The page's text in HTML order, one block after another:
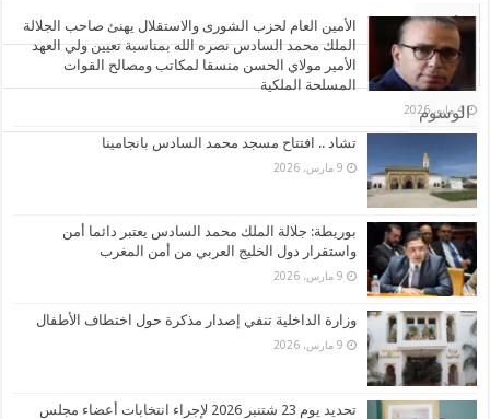
الأشهر
تعليقات
الوسوم
الأمين العام لحزب الشورى والاستقلال يهنئ صاحب الجلالة
الملك محمد السادس نصره الله بمناسبة تعيين ولي العهد
الأمير مولاي الحسن منسقا لمكاتب ومصالح القوات
المسلحة الملكية
4 مايو، 2026
تشاد .. افتتاح مسجد محمد السادس بانجامينا
9 مارس، 2026
بوريطة: جلالة الملك محمد السادس يعتبر دائما أمن
واستقرار دول الخليج العربي من أمن المغرب
9 مارس، 2026
وزارة الداخلية تنفي إصدار مذكرة حول اختطاف الأطفال
9 مارس، 2026
تحديد يوم 23 شتنبر 2026 لإجراء انتخابات أعضاء مجلس